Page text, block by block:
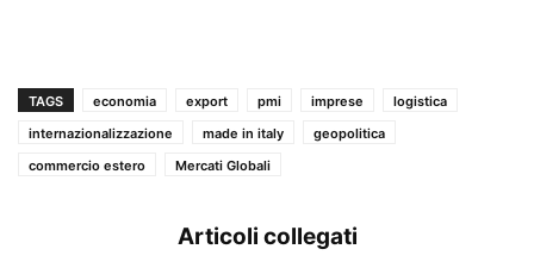
TAGS economia export pmi imprese
logistica
internazionalizzazione
made in italy
geopolitica
commercio estero
Mercati Globali
Articoli collegati